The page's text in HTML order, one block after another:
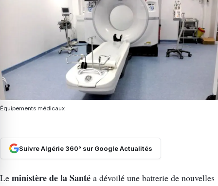
Équipements médicaux
Suivre Algérie 360° sur Google Actualités
Le ministère de la Santé a dévoilé une batterie de nouvelles